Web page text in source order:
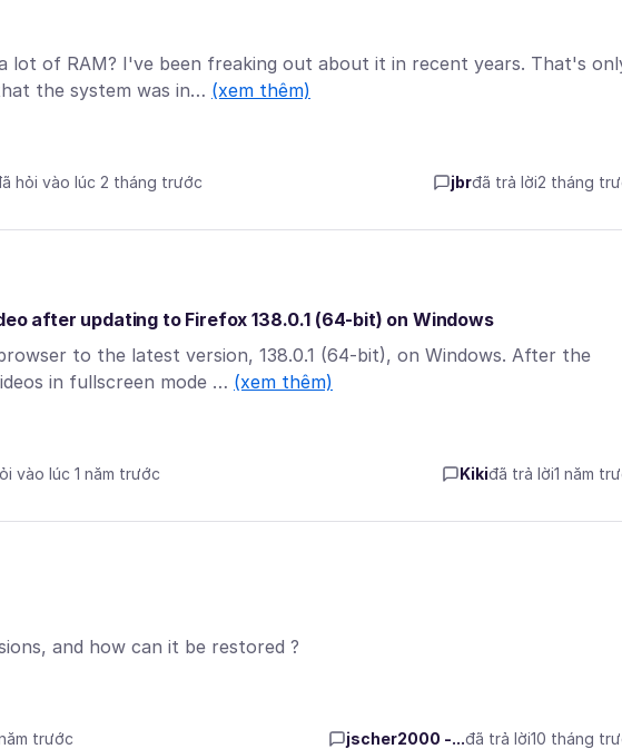
lot of RAM? I've been freaking out about it in recent years. That's
the system was in… (xem thêm)
hỏi vào lúc 2 tháng trước jbrđã trả lời2 tháng
after updating to Firefox 138.0.1 (64-bit) on Windows
to the latest version, 138.0.1 (64-bit), on Windows. After the
in fullscreen mode … (xem thêm)
vào lúc 1 năm trước Kikiđã trả lời1 năm
and how can it be restored ?
trước jscher2000 -...đã trả lời10 tháng